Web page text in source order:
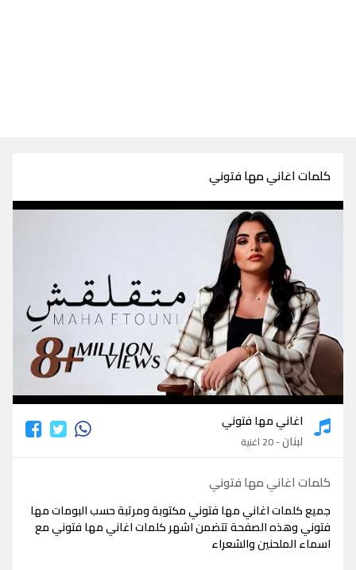
كلمات اغاني مها فتوني
كلمات اغاني مها فتوني
اغاني مها فتوني
لبنان- 20 اغنية
كلمات اغاني مها فتوني
جميع كلمات اغاني مها فتوني مكتوبة ومرتبة حسب البومات مها
فتوني وهذه الصفحة تتضمن اشهر كلمات اغاني مها فتوني مع
اسماء الملحنين والشعراء